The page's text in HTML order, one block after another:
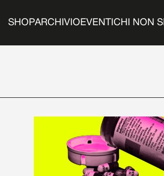
SHOPARCHIVIO EVENTI CHI NON